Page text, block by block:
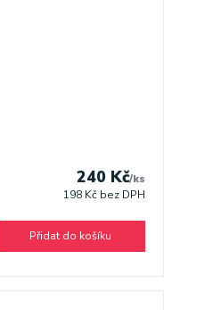
240 Kč/ks
198 Kč bez DPH
Přidat do košíku